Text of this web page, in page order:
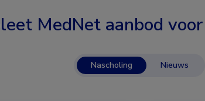
MedNet aanbod voor
Nascholing Nieuws